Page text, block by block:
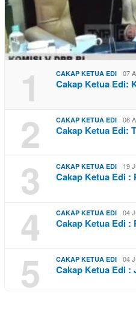
1 CAKAP KETUA EDI 07
Cakap Ketua Edi:
2 CAKAP KETUA EDI 06
Cakap Ketua Edi:
3 CAKAP KETUA EDI 19
Cakap Ketua Edi
4 CAKAP KETUA EDI 04
Cakap Ketua Edi
5 CAKAP KETUA EDI 04
Cakap Ketua Edi